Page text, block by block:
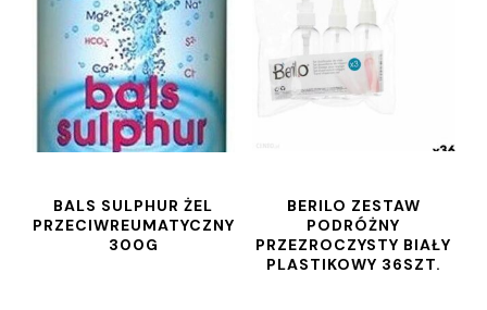
BALS SULPHUR ŻEL
PRZECIWREUMATYCZNY
300G
BERILO ZESTAW
PODRÓŻNY
PRZEZROCZYSTY BIAŁY
PLASTIKOWY 36SZT.